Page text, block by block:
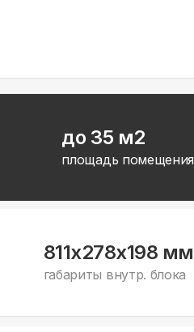
до 35 м2
площадь помещения
811x278x198 мм
габариты внутр. блока